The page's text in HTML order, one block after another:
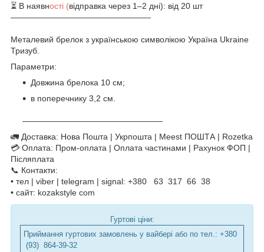
⏳ В наявності (відправка через 1–2 дні): від 20 шт
—————————————————
Металевий брелок з українською символікою Україна Ukraine
Тризуб.
Параметри:
Довжина брелока 10 см;
в поперечнику 3,2 см.
—————————————————
🚛 Доставка: Нова Пошта | Укрпошта | Meest ПОШТА | Rozetka
💳 Оплата: Пром-оплата | Оплата частинами | Рахунок ФОП |
Післяплата
📞 Контакти:
• тел | viber | telegram | signal: +380 63 317 66 38
• сайт: kozakstyle com
Гуртові ціни:
Приймання гуртових замовлень у вайбері або по тел.: +380
(93) 864-39-32